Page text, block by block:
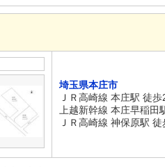
埼玉県本庄市
ＪＲ高崎線 本庄駅 徒
上越新幹線 本庄早稲田
ＪＲ高崎線 神保原駅